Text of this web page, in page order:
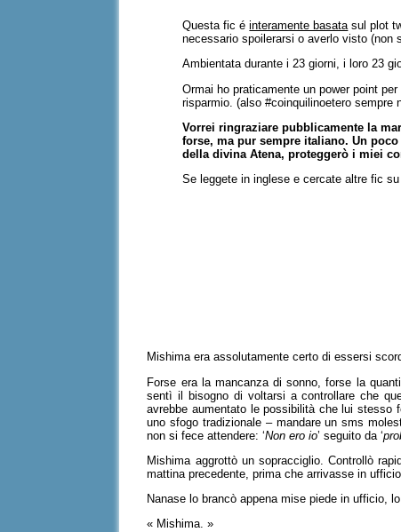
Questa fic éinteramente basatasul plot
necessario spoilerarsi o averlo visto
Ambientata durante i 23 giorni, i loro 23
Ormai ho praticamente un power point
risparmio. (also #coinquilinoetero sempre
Vorrei ringraziare pubblicamente la
forse, ma pur sempre italiano. Un
della divina Atena, proteggerò i miei
Se leggete in inglese e cercate altre fic
Mishima era assolutamente certo di essersi
Forse era la mancanza di sonno, forse la
sentì il bisogno di voltarsi a controllare che
avrebbe aumentato le possibilità che lui
uno sfogo tradizionale – mandare un sms
non si fece attendere: ‘Non ero io’ seguito da ‘
Mishima aggrottò un sopracciglio. Controllò
mattina precedente, prima che arrivasse in
Nanase lo brancò appena mise piede in ufficio,
« Mishima. »